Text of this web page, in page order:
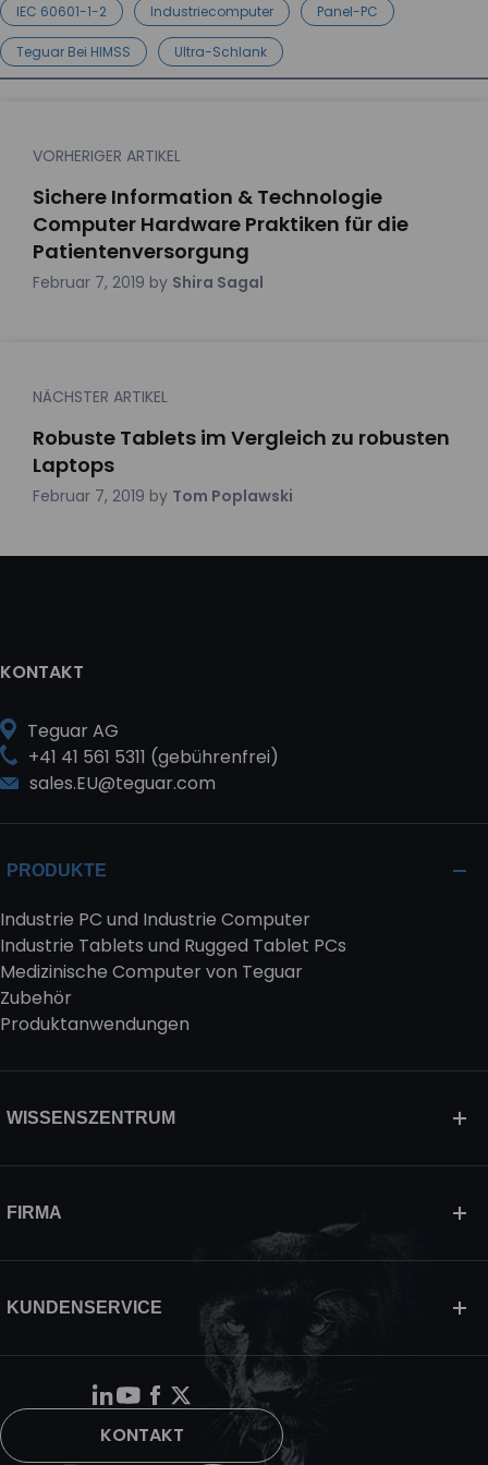
IEC 60601-1-2 Industriecomputer Panel-PC
Teguar Bei HIMSS Ultra-Schlank
VORHERIGER ARTIKEL
Sichere Information & Technologie
Computer Hardware Praktiken für die
Patientenversorgung
Februar 7, 2019 by Shira Sagal
NÄCHSTER ARTIKEL
Robuste Tablets im Vergleich zu robusten
Laptops
Februar 7, 2019 by Tom Poplawski
KONTAKT
Teguar AG
+41 41 561 5311 (gebührenfrei)
sales.EU@teguar.com
PRODUKTE
Industrie PC und Industrie Computer
Industrie Tablets und Rugged Tablet PCs
Medizinische Computer von Teguar
Zubehör
Produktanwendungen
WISSENSZENTRUM
FIRMA
KUNDENSERVICE
KONTAKT